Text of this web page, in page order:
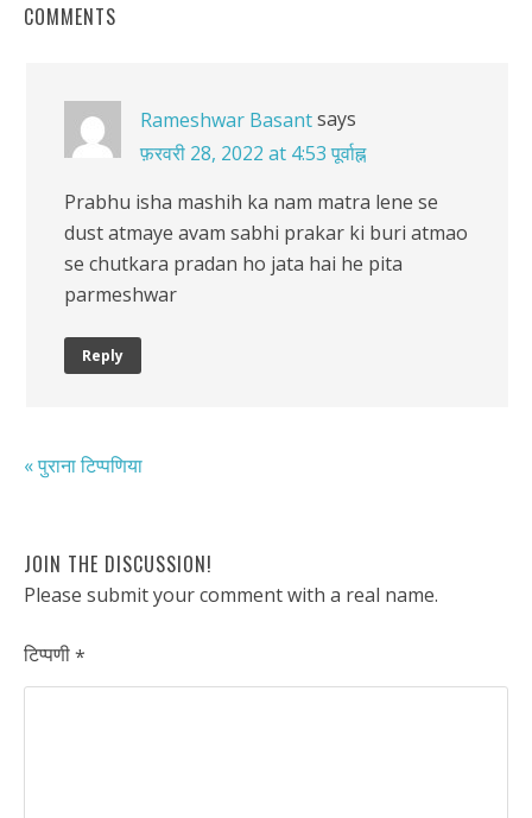
COMMENTS
Rameshwar Basantsays
फ़रवरी 28, 2022 at 4:53 पूर्वाह्न
Prabhu isha mashih ka nam matra lene se
dust atmaye avam sabhi prakar ki buri atmao
se chutkara pradan ho jata hai he pita
parmeshwar
Reply
« पुराना टिप्पणिया
JOIN THE DISCUSSION!
Please submit your comment with a real name.
टिप्पणी*